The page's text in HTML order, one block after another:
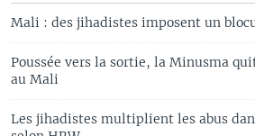
Mali : des jihadistes imposent un
Poussée vers la sortie, la Minusma
au Mali
Les jihadistes multiplient les abus